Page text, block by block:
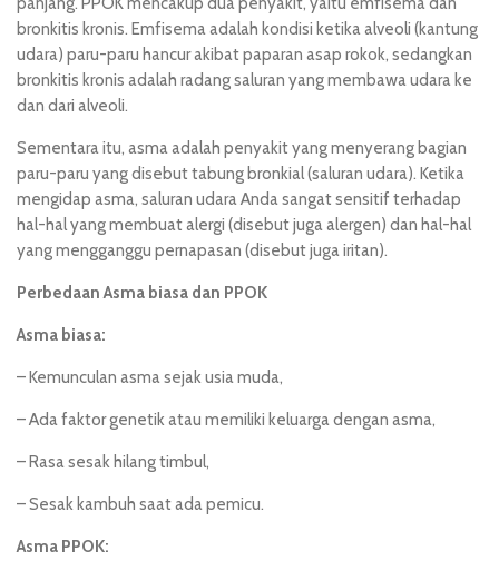
bronkitis kronis. Emfisema adalah kondisi ketika alveoli (kantung
udara) paru-paru hancur akibat paparan asap rokok, sedangkan
bronkitis kronis adalah radang saluran yang membawa udara ke
dan dari alveoli.
Sementara itu, asma adalah penyakit yang menyerang bagian
paru-paru yang disebut tabung bronkial (saluran udara). Ketika
mengidap asma, saluran udara Anda sangat sensitif terhadap
hal-hal yang membuat alergi (disebut juga alergen) dan hal-hal
yang mengganggu pernapasan (disebut juga iritan).
Perbedaan Asma biasa dan PPOK
Asma biasa:
– Kemunculan asma sejak usia muda,
– Ada faktor genetik atau memiliki keluarga dengan asma,
– Rasa sesak hilang timbul,
– Sesak kambuh saat ada pemicu.
Asma PPOK: